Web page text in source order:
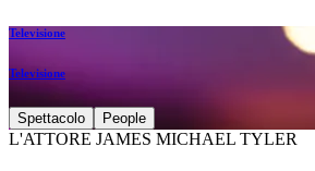
Televisione
Televisione
Spettacolo People
L'ATTORE JAMES MICHAEL TYLER